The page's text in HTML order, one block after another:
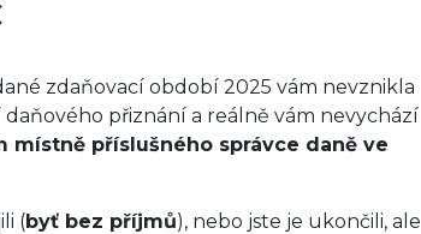
zdaňovací období 2025 vám nevznikla
přiznání a reálně vám nevychází
příslušného správce daně ve
(byť bez příjmů), nebo jste je ukončili, ale